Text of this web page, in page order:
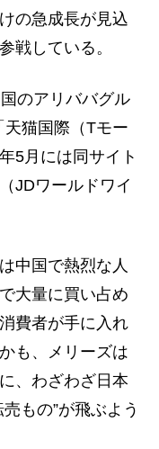
の急成長が見込
戦している。
のアリババグル
猫国際（Tモー
5月には同サイト
JDワールドワイ
中国で熱烈な人
大量に買い占め
費者が手に入れ
も、メリーズは
、わざわざ日本
もの”が飛ぶよう